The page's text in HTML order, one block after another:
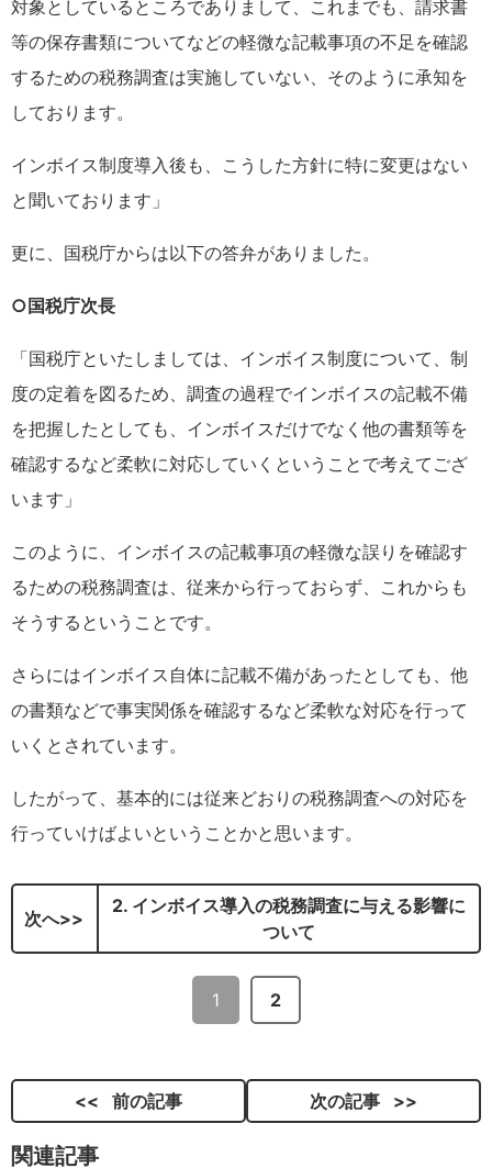
対象としているところでありまして、これまでも、請求書
等の保存書類についてなどの軽微な記載事項の不足を確認
するための税務調査は実施していない、そのように承知を
しております。
インボイス制度導入後も、こうした方針に特に変更はない
と聞いております」
更に、国税庁からは以下の答弁がありました。
○国税庁次長
「国税庁といたしましては、インボイス制度について、制
度の定着を図るため、調査の過程でインボイスの記載不備
を把握したとしても、インボイスだけでなく他の書類等を
確認するなど柔軟に対応していくということで考えてござ
います」
このように、インボイスの記載事項の軽微な誤りを確認す
るための税務調査は、従来から行っておらず、これからも
そうするということです。
さらにはインボイス自体に記載不備があったとしても、他
の書類などで事実関係を確認するなど柔軟な対応を行って
いくとされています。
したがって、基本的には従来どおりの税務調査への対応を
行っていけばよいということかと思います。
次へ
2. インボイス導入の税務調査に与える影響に
ついて
1 2
前の記事 次の記事
関連記事